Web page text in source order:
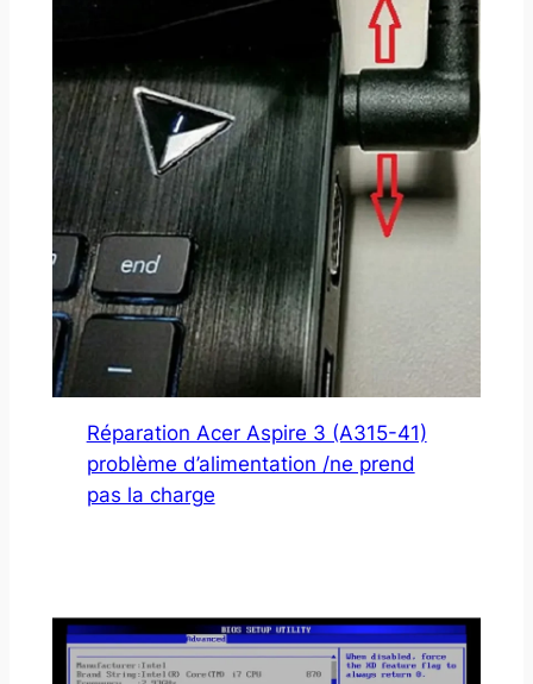
Réparation Acer Aspire 3 (A315-41)
problème d’alimentation /ne prend
pas la charge